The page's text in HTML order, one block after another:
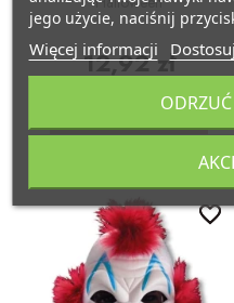
12,92 zł
DO KOSZYKA
favorite_border
favorite_border
jego użycie, naciśnij
Więcej informacji